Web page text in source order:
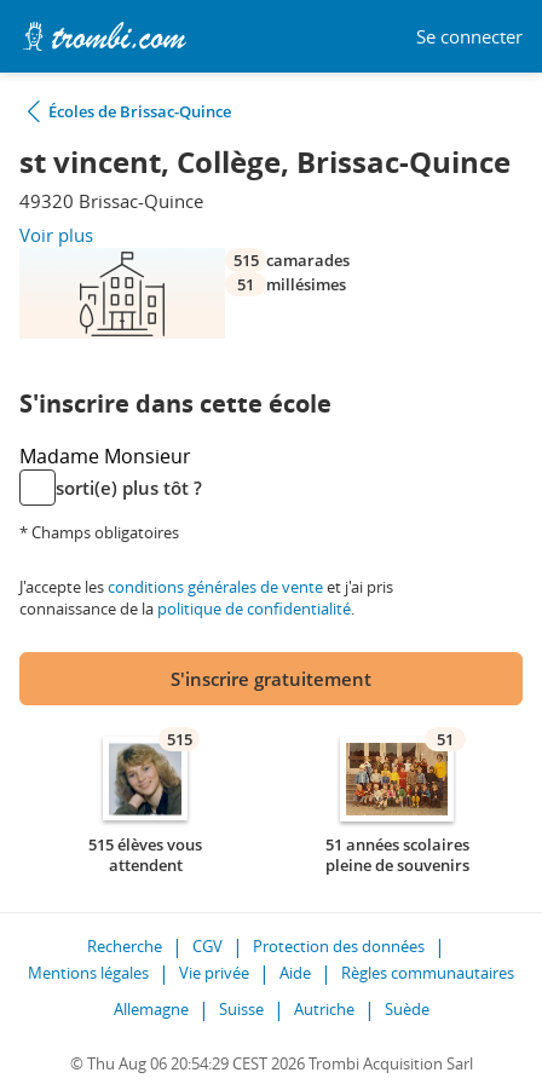
Se connecter
Écoles de Brissac-Quince
st vincent, Collège, Brissac-Quince
49320 Brissac-Quince
Voir plus
515 camarades
51
millésimes
S'inscrire dans cette école
Madame Monsieur
sorti(e) plus tôt ?
* Champs obligatoires
J'accepte lesconditions générales de venteet j'ai pris
connaissance de la politique de confidentialité.
S'inscrire gratuitement
515
515 élèves vous
attendent
51
51 années scolaires
pleine de souvenirs
Recherche CGV
Protection des données
Mentions légales
Vie privée Aide
Règles communautaires
Allemagne
Suisse Autriche Suède
© Thu Aug 06 20:54:29 CEST 2026 Trombi Acquisition Sarl